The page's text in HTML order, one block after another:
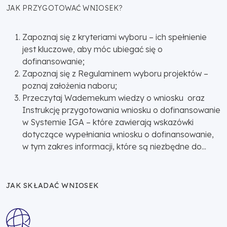
JAK PRZYGOTOWAĆ WNIOSEK?
Zapoznaj się z kryteriami wyboru – ich spełnienie
jest kluczowe, aby móc ubiegać się o
dofinansowanie;
Zapoznaj się z Regulaminem wyboru projektów –
poznaj założenia naboru;
Przeczytaj Wademekum wiedzy o wniosku oraz
Instrukcję przygotowania wniosku o dofinansowanie
w Systemie IGA – które zawierają wskazówki
dotyczące wypełniania wniosku o dofinansowanie,
w tym zakres informacji, które są niezbędne do...
JAK SKŁADAĆ WNIOSEK